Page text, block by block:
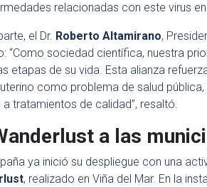
relacionadas con este virus en
el Dr. Roberto Altamirano,
“Como sociedad científica, nuestra
etapas de su vida. Esta alianza
como problema de salud
tratamientos de calidad”, resaltó.
a las
ya inició su despliegue con una
, realizado en Viña del Mar. En la